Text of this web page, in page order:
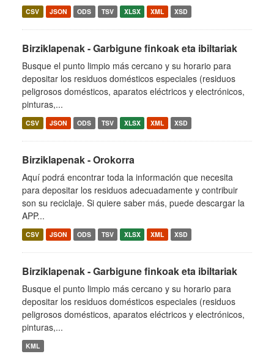
CSV JSON ODS TSV XLSX XML XSD
Birziklapenak - Garbigune finkoak eta ibiltariak
Busque el punto limpio más cercano y su horario para
depositar los residuos domésticos especiales (residuos
peligrosos domésticos, aparatos eléctricos y electrónicos,
pinturas,...
CSV JSON ODS TSV XLSX XML XSD
Birziklapenak - Orokorra
Aquí podrá encontrar toda la información que necesita
para depositar los residuos adecuadamente y contribuir
son su reciclaje. Si quiere saber más, puede descargar la
APP...
CSV JSON ODS TSV XLSX XML XSD
Birziklapenak - Garbigune finkoak eta ibiltariak
Busque el punto limpio más cercano y su horario para
depositar los residuos domésticos especiales (residuos
peligrosos domésticos, aparatos eléctricos y electrónicos,
pinturas,...
KML